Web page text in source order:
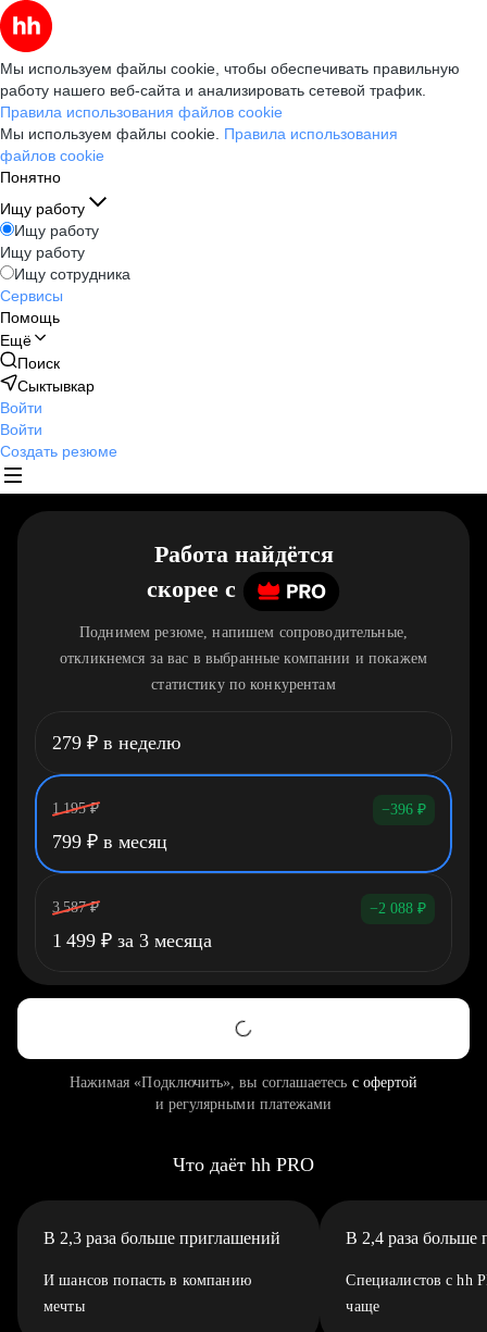
Мы используем файлы cookie, чтобы обеспечивать правильную
работу нашего веб-сайта и анализировать сетевой трафик.
Правила использования файлов cookie
Мы используем файлы cookie. Правила использования
файлов cookie
Понятно
Ищу работу
Ищу работу
Ищу работу
Ищу сотрудника
Сервисы
Помощь
Ещё
Поиск
Сыктывкар
Войти
Войти
Создать резюме
Работа найдётся
скорее c
Поднимем резюме, напишем сопроводительные,
откликнемся за вас в выбранные компании и покажем
статистику по конкурентам
279 ₽ в неделю
1 195 ₽ −396 ₽
799 ₽ в месяц
3 587 ₽ −2 088 ₽
1 499 ₽ за 3 месяца
Нажимая «Подключить», вы соглашаетесь с офертой
и регулярными платежами
Что даёт hh PRO
В 2,3 раза больше приглашений
И шансов попасть в компанию
мечты
В 2,4 раза больше
Специалистов с hh
чаще